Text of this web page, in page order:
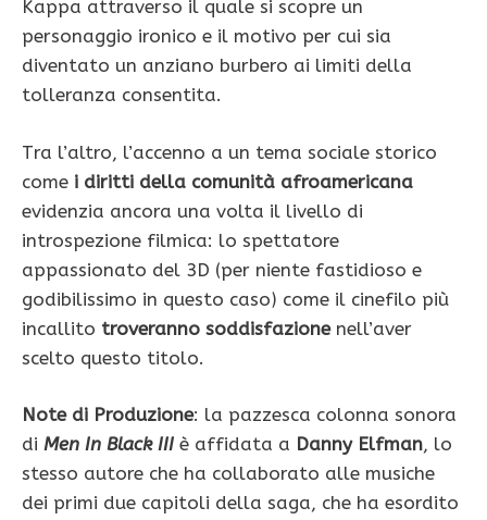
Kappa attraverso il quale si scopre un
personaggio ironico e il motivo per cui sia
diventato un anziano burbero ai limiti della
tolleranza consentita.
Tra l’altro, l’accenno a un tema sociale storico
come i diritti della comunità afroamericana
evidenzia ancora una volta il livello di
introspezione filmica: lo spettatore
appassionato del 3D (per niente fastidioso e
godibilissimo in questo caso) come il cinefilo più
incallito troveranno soddisfazionenell’aver
scelto questo titolo.
Note di Produzione: la pazzesca colonna sonora
di Men In Black III è affidata a Danny Elfman, lo
stesso autore che ha collaborato alle musiche
dei primi due capitoli della saga, che ha esordito